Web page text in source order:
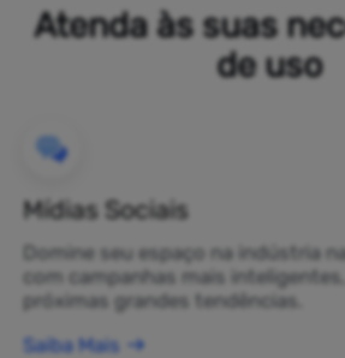
Atenda às suas
de uso
Mídias Sociais
Domine seu espaço na indústria
com campanhas mais
próximas grandes tendências.
Saiba Mais